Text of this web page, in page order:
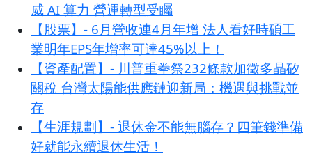
威 AI 算力 營運轉型受矚
【股票】- 6月營收連4月年增 法人看好時碩工
業明年EPS年增率可達45%以上！
【資產配置】- 川普重拳祭232條款加徵多晶矽
關稅 台灣太陽能供應鏈迎新局：機遇與挑戰並
存
【生涯規劃】- 退休金不能無腦存？四筆錢準備
好就能永續退休生活！